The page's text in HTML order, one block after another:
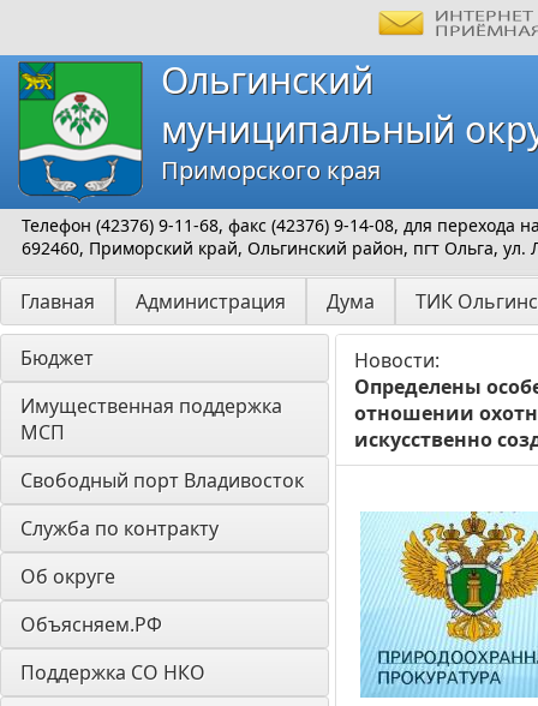
Ольгинский
муниципальный
Приморского края
Телефон (42376) 9-11-68, факс (42376) 9-14-08, для перехода
692460, Приморский край, Ольгинский район, пгт Ольга, ул.
Главная Администрация Дума ТИК
Бюджет
Имущественная поддержка
МСП
Свободный порт Владивосток
Служба по контракту
Об округе
Объясняем.РФ
Поддержка СО НКО
Новости:
Определены
отношении
искусственно